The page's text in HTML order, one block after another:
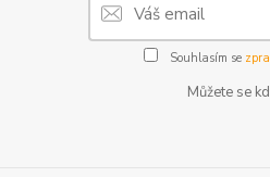
Souhlasím se
Můžete se